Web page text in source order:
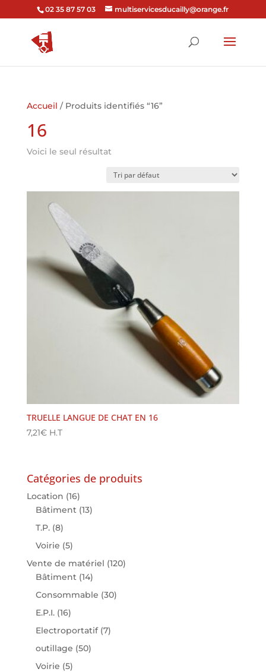
02 35 87 57 03 multiservicesducailly@orange.fr
Accueil / Produits identifiés “16”
16
Voici le seul résultat
TRUELLE LANGUE DE CHAT EN 16
7,21€ H.T
Catégories de produits
Location (16)
Bâtiment (13)
T.P. (8)
Voirie (5)
Vente de matériel (120)
Bâtiment (14)
Consommable (30)
E.P.I. (16)
Electroportatif (7)
outillage (50)
Voirie (5)